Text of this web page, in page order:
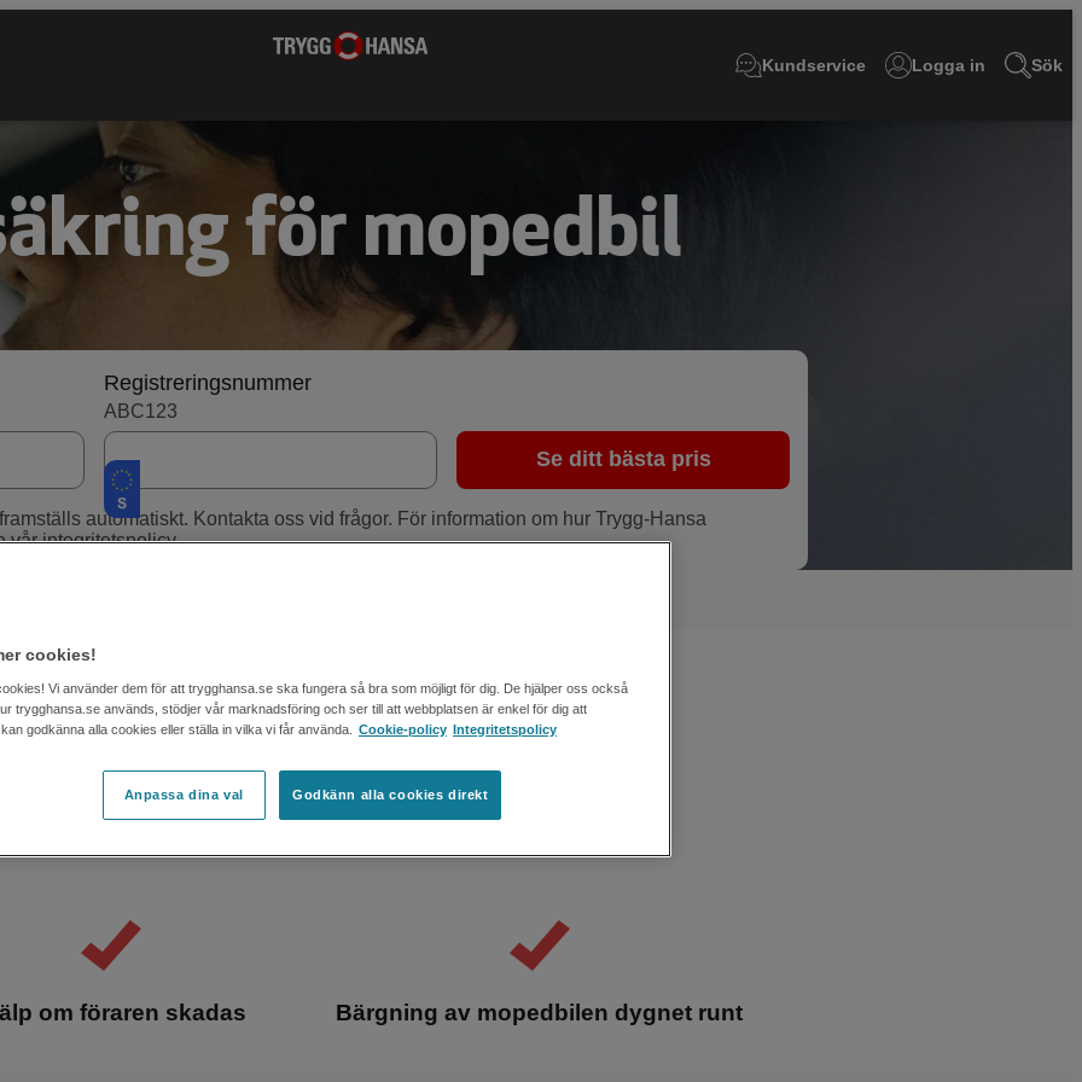
Kundservice Logga in Sök
för mopedbil
Registreringsnummer
ABC123
Se ditt bästa pris
automatiskt. Kontakta oss vid frågor. För information om hur Trygg-Hansa
vår integritetspolicy.
mopedbil
det viktigt att tänka på
på gatorna. Oavsett om
försäkring för dig. Och du,
om föraren skadas Bärgning av mopedbilen dygnet runt
cookies!
Vi använder dem för att trygghansa.se ska fungera så bra som möjligt för dig. De hjälper oss också
trygghansa.se används, stödjer vår marknadsföring och ser till att webbplatsen är enkel för dig att
godkänna alla cookies eller ställa in vilka vi får använda.
Cookie-policy Integritetspolicy
Anpassa dina val Godkänn alla cookies direkt